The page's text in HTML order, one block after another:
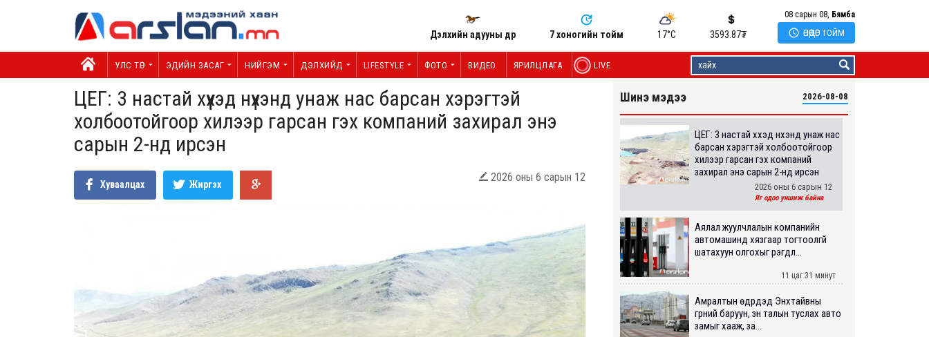
Дэлхийн адууны өдөр 7 хоногийн тойм 17°C 3593.87₮
08 сарын 08, Бямба
 ӨНӨӨДӨР ТОЙМ
УЛС ТӨР ЭДИЙН ЗАСАГ НИЙГЭМ ДЭЛХИЙД LIFESTYLE ФОТО ВИДЕО ЯРИЛЦЛАГА LIVE
ЦЕГ: 3 настай хүүхэд нүхэнд унаж нас барсан хэрэгтэй
холбоотойгоор хилээр гарсан гэх компаний захирал энэ
сарын 2-нд ирсэн
Хуваалцах Жиргэх
 2026 оны 6 сарын 12
Шинэ мэдээ 2026-08-08
ЦЕГ: 3 настай хүүхэд нүхэнд унаж нас
барсан хэрэгтэй холбоотойгоор
хилээр гарсан гэх компаний
захирал энэ сарын 2-нд ирсэн
2026 оны 6 сарын 12
Яг одоо уншиж байна
Аялал жуулчлалын компанийн
автомашинд хязгаар тогтоолгүй
шатахуун олгохыг үүрэгдл...
11 цаг 31 минут
Амралтын өдрүүдэд Энхтайвны
гүүрний баруун, зүүн талын туслах авто
замыг хааж, за...